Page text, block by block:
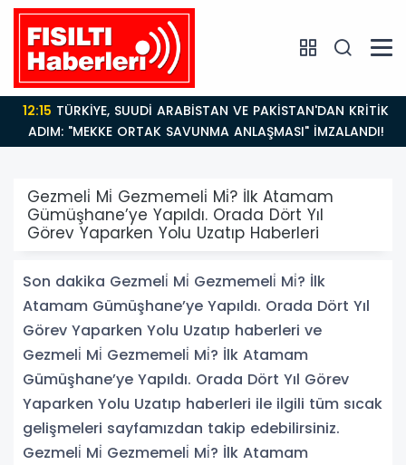
12:15TÜRKİYE, SUUDİ ARABİSTAN VE PAKİSTAN'DAN KRİTİK
ADIM: "MEKKE ORTAK SAVUNMA ANLAŞMASI" İMZALANDI!
Gezmeli̇ Mi̇ Gezmemeli̇ Mi̇? İlk Atamam
Gümüşhane’ye Yapıldı. Orada Dört Yıl
Görev Yaparken Yolu Uzatıp Haberleri
Son dakika Gezmeli̇ Mi̇ Gezmemeli̇ Mi̇? İlk
Atamam Gümüşhane’ye Yapıldı. Orada Dört Yıl
Görev Yaparken Yolu Uzatıp haberleri ve
Gezmeli̇ Mi̇ Gezmemeli̇ Mi̇? İlk Atamam
Gümüşhane’ye Yapıldı. Orada Dört Yıl Görev
Yaparken Yolu Uzatıp haberleri ile ilgili tüm sıcak
gelişmeleri sayfamızdan takip edebilirsiniz.
Gezmeli̇ Mi̇ Gezmemeli̇ Mi̇? İlk Atamam